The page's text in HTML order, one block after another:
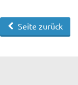
Seite zurück